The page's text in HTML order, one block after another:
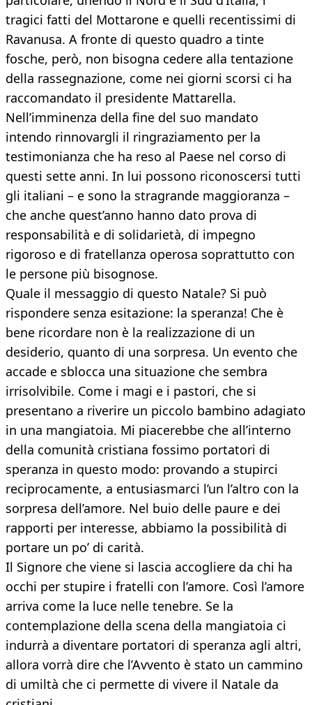
tragici fatti del Mottarone e quelli recentissimi di
Ravanusa. A fronte di questo quadro a tinte
fosche, però, non bisogna cedere alla tentazione
della rassegnazione, come nei giorni scorsi ci ha
raccomandato il presidente Mattarella.
Nell’imminenza della fine del suo mandato
intendo rinnovargli il ringraziamento per la
testimonianza che ha reso al Paese nel corso di
questi sette anni. In lui possono riconoscersi tutti
gli italiani – e sono la stragrande maggioranza –
che anche quest’anno hanno dato prova di
responsabilità e di solidarietà, di impegno
rigoroso e di fratellanza operosa soprattutto con
le persone più bisognose.
Quale il messaggio di questo Natale? Si può
rispondere senza esitazione: la speranza! Che è
bene ricordare non è la realizzazione di un
desiderio, quanto di una sorpresa. Un evento che
accade e sblocca una situazione che sembra
irrisolvibile. Come i magi e i pastori, che si
presentano a riverire un piccolo bambino adagiato
in una mangiatoia. Mi piacerebbe che all’interno
della comunità cristiana fossimo portatori di
speranza in questo modo: provando a stupirci
reciprocamente, a entusiasmarci l’un l’altro con la
sorpresa dell’amore. Nel buio delle paure e dei
rapporti per interesse, abbiamo la possibilità di
portare un po’ di carità.
Il Signore che viene si lascia accogliere da chi ha
occhi per stupire i fratelli con l’amore. Così l’amore
arriva come la luce nelle tenebre. Se la
contemplazione della scena della mangiatoia ci
indurrà a diventare portatori di speranza agli altri,
allora vorrà dire che l’Avvento è stato un cammino
di umiltà che ci permette di vivere il Natale da